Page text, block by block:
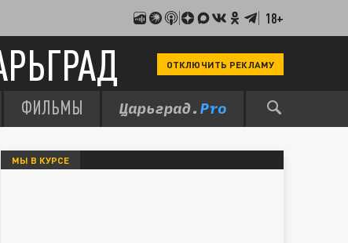
18+
ОТКЛЮЧИТЬ РЕКЛАМУ
ФИЛЬМЫ
МЫ В КУРСЕ